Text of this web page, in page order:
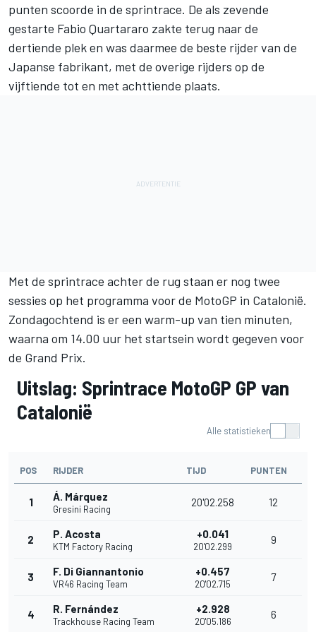
punten scoorde in de sprintrace. De als zevende
gestarte Fabio Quartararo zakte terug naar de
dertiende plek en was daarmee de beste rijder van de
Japanse fabrikant, met de overige rijders op de
vijftiende tot en met achttiende plaats.
Met de sprintrace achter de rug staan er nog twee
sessies op het programma voor de MotoGP in Catalonië.
Zondagochtend is er een warm-up van tien minuten,
waarna om 14.00 uur het startsein wordt gegeven voor
de Grand Prix.
Uitslag: Sprintrace MotoGP GP van
Catalonië
Alle statistieken
POS RIJDER TIJD PUNTEN
1 Á. Márquez
Gresini Racing
20'02.258 12
2 P. Acosta
KTM Factory Racing
+0.041
20'02.299
9
3 F. Di Giannantonio
VR46 Racing Team
+0.457
20'02.715
7
4 R. Fernández
Trackhouse Racing Team
+2.928
20'05.186
6